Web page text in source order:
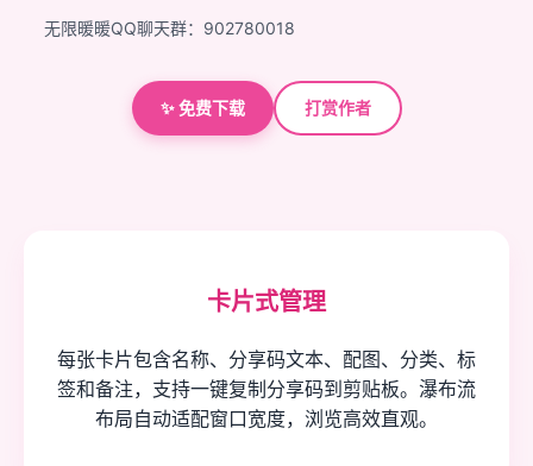
无限暖暖QQ聊天群：902780018
✨ 免费下载 打赏作者
卡片式管理
每张卡片包含名称、分享码文本、配图、分类、标
签和备注，支持一键复制分享码到剪贴板。瀑布流
布局自动适配窗口宽度，浏览高效直观。